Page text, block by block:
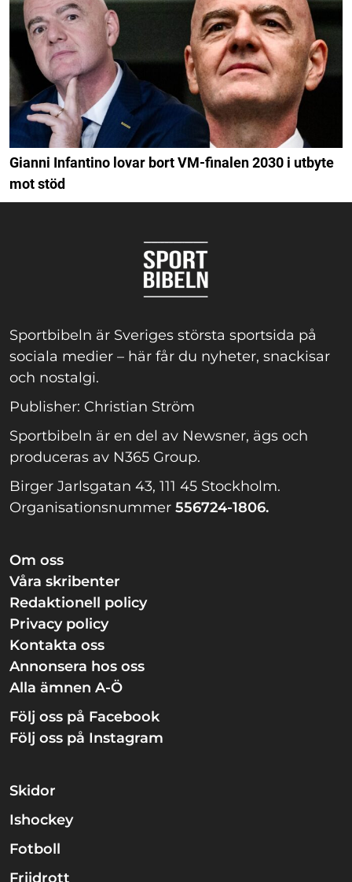
Gianni Infantino lovar bort VM-finalen 2030 i utbyte
mot stöd
Sportbibeln är Sveriges största sportsida på
sociala medier – här får du nyheter, snackisar
och nostalgi.
Publisher: Christian Ström
Sportbibeln är en del av Newsner, ägs och
produceras av N365 Group.
Birger Jarlsgatan 43, 111 45 Stockholm.
Organisationsnummer 556724-1806.
Om oss
Våra skribenter
Redaktionell policy
Privacy policy
Kontakta oss
Annonsera hos oss
Alla ämnen A-Ö
Följ oss på Facebook
Följ oss på Instagram
Skidor
Ishockey
Fotboll
Friidrott